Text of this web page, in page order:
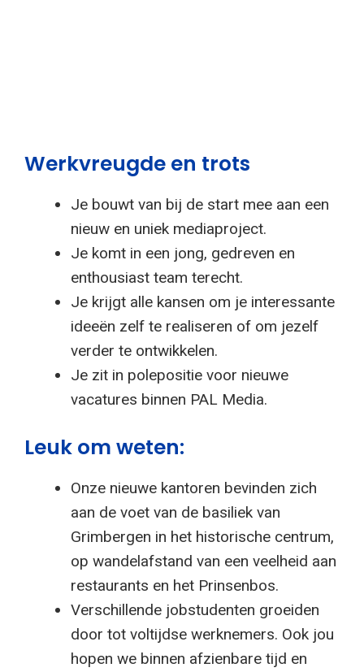
Werkvreugde en trots
Je bouwt van bij de start mee aan een
nieuw en uniek mediaproject.
Je komt in een jong, gedreven en
enthousiast team terecht.
Je krijgt alle kansen om je interessante
ideeën zelf te realiseren of om jezelf
verder te ontwikkelen.
Je zit in polepositie voor nieuwe
vacatures binnen PAL Media.
Leuk om weten:
Onze nieuwe kantoren bevinden zich
aan de voet van de basiliek van
Grimbergen in het historische centrum,
op wandelafstand van een veelheid aan
restaurants en het Prinsenbos.
Verschillende jobstudenten groeiden
door tot voltijdse werknemers. Ook jou
hopen we binnen afzienbare tijd en